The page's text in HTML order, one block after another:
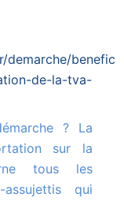
demarche/
de-la-tva-
sur la
tous les
qui